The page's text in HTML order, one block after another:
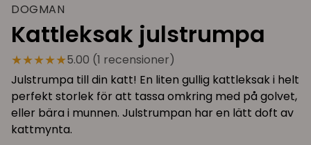
DOGMAN
Kattleksak julstrumpa
★★★★★5.00 (1 recensioner)
Julstrumpa till din katt! En liten gullig kattleksak i helt
perfekt storlek för att tassa omkring med på golvet,
eller bära i munnen. Julstrumpan har en lätt doft av
kattmynta.